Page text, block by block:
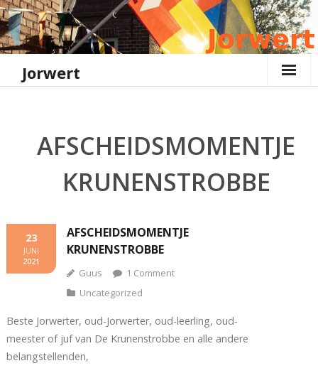
Ga
naar
de
Jorwert
AFSCHEIDSMOMENTJE
KRUNENSTROBBE
AFSCHEIDSMOMENTJE
KRUNENSTROBBE
23
JUNI
2021
Guus 1 Comment
Uncategorized
Beste Jorwerter, oud-Jorwerter, oud-leerling, oud-
meester of juf van De Krunenstrobbe en alle andere
belangstellenden,